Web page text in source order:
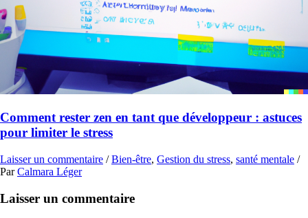
Comment rester zen en tant que développeur : astuces
pour limiter le stress
Laisser un commentaire /Bien-être, Gestion du stress, santé mentale /
ParCalmara Léger
Laisser un commentaire